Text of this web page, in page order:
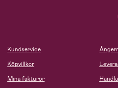
Kundservice
Köpvillkor
Mina fakturor